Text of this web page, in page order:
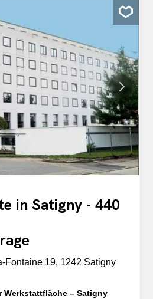
2 Schlafzimmer mit Dusche
mit Bad, Schränken und
eine Küche mit Blick auf den Jet
Zugang zum Balkon. Die
Salons bieten auf der
Jet d’Eau und auf der anderen
den Turm der Kathedrale Saint-
über eine grosse Bibliothek und
Die Wohnung befindet sich
Stadtzentrum entfernt, in der
und des Hafens und bietet
zu Geschäften, Restaurants...
in Satigny - 440
Fontaine 19, 1242 Satigny
Werkstattfläche – Satigny